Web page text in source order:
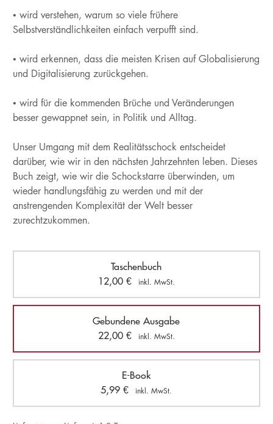
• wird verstehen, warum so viele frühere
Selbstverständlichkeiten einfach verpufft sind.
• wird erkennen, dass die meisten Krisen auf Globalisierung
und Digitalisierung zurückgehen.
• wird für die kommenden Brüche und Veränderungen
besser gewappnet sein, in Politik und Alltag.
Unser Umgang mit dem Realitätsschock entscheidet
darüber, wie wir in den nächsten Jahrzehnten leben. Dieses
Buch zeigt, wie wir die Schockstarre überwinden, um
wieder handlungsfähig zu werden und mit der
anstrengenden Komplexität der Welt besser
zurechtzukommen.
Taschenbuch
12,00 € inkl. MwSt.
Gebundene Ausgabe
22,00 € inkl. MwSt.
E-Book
5,99€ inkl. MwSt.